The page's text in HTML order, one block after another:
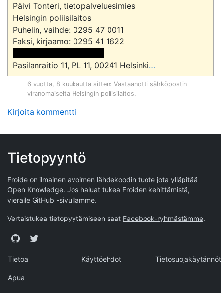
Päivi Tonteri, tietopalveluesimies
Helsingin poliisilaitos
Puhelin, vaihde: 0295 47 0011
Pasilanraitio 11, PL 11, 00241 Helsinki…
6 vuotta, 8 kuukautta sitten: Vastaanotti sähköpostin
viranomaiselta Helsingin poliisilaitos.
Kirjoita kommentti
Tietopyyntö
Froide on ilmainen avoimen lähdekoodin tuote jota ylläpitää
Open Knowledge. Jos haluat tukea Froiden kehittämistä,
vieraile GitHub -sivullamme.
Vertaistukea tietopyytämiseen saat Facebook-ryhmästämme.
GitHubTwitter
Tietoa Käyttöehdot Tietosuojakäytännöt
Apua